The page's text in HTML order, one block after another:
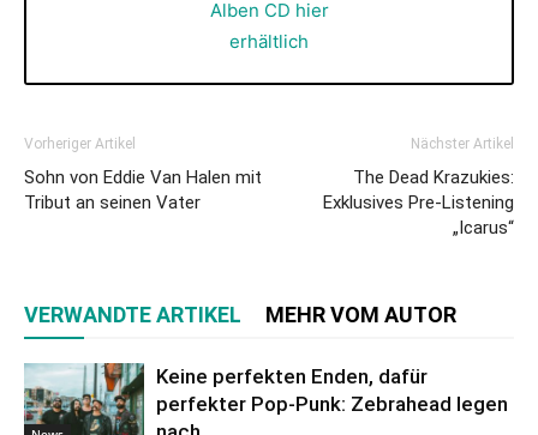
Vorheriger Artikel
Sohn von Eddie Van Halen mit
Tribut an seinen Vater
Nächster Artikel
The Dead Krazukies:
Exklusives Pre-Listening
„Icarus“
VERWANDTE ARTIKEL MEHR VOM AUTOR
Keine perfekten Enden, dafür
perfekter Pop-Punk: Zebrahead legen